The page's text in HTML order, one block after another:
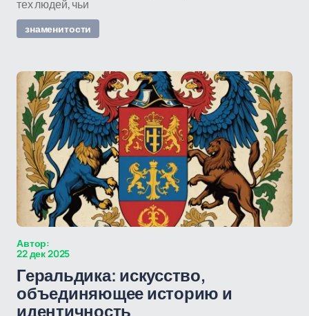
тех людей, чьи
знаменитости
Автор:
22 дек 2025
Геральдика: искусство,
объединяющее историю и
идентичность